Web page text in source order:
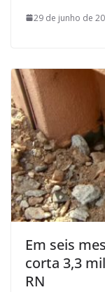
29 de junho de
Em seis
corta 3,3
RN